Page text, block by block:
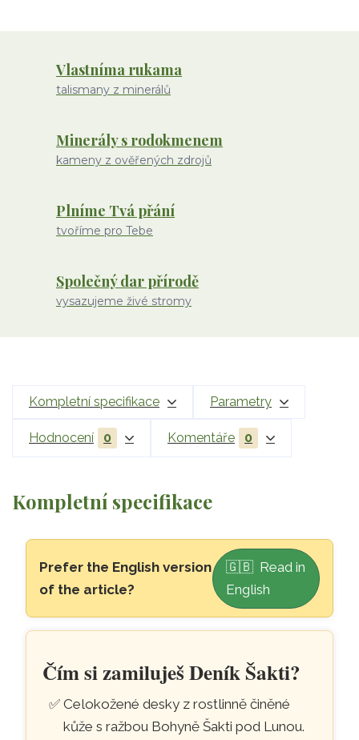
Vlastníma rukama
talismany z minerálů
Minerály s rodokmenem
kameny z ověřených zdrojů
Plníme Tvá přání
tvoříme pro Tebe
Společný dar přírodě
vysazujeme živé stromy
Kompletní specifikace Parametry
Hodnocení 0 Komentáře 0
Kompletní specifikace
Přeskočit na hlavní obsah
Prefer the English version
of the article?
🇬🇧 Read in
English
Kožený zápisník s Bohyní
Čím si zamiluješ Deník Šakti?
Celokožené desky z rostlinně činěné
kůže s ražbou Bohyně Šakti pod Lunou.